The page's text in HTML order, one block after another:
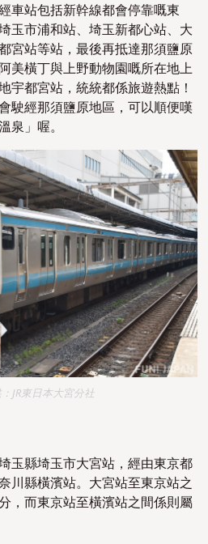
車站包括新幹線都會停靠嘅東
玉市浦和站、埼玉新都心站、大
宮站等站，最後再抵達那須鹽原
美橫丁與上野動物園嘅所在地上
宇都宮站，統統都係旅遊熱點！
駛經那須鹽原地區，可以順便嘆
泉」喔。
JR東日本大宮分社
玉縣埼玉市大宮站，經由東京都
川縣橫濱站。大宮站至東京站之
，而東京站至橫濱站之間係則屬